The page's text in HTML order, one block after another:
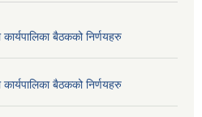
बैठकको निर्णयहरु
बैठकको निर्णयहरु